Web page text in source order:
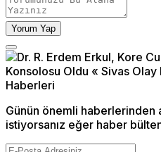
Yorum Yap
Günün önemli haberlerinden
istiyorsanız eğer haber